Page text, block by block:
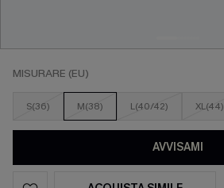
MISURARE (EU)
S(36) M(38) L(40/42) XL(44)
AVVISAMI